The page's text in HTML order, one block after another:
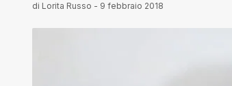
di Lorita Russo - 9 febbraio 2018